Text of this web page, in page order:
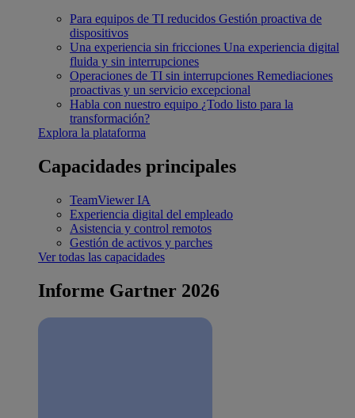
Para equipos de TI reducidos Gestión proactiva de
dispositivos
Una experiencia sin fricciones Una experiencia digital
fluida y sin interrupciones
Operaciones de TI sin interrupciones Remediaciones
proactivas y un servicio excepcional
Habla con nuestro equipo ¿Todo listo para la
transformación?
Explora la plataforma
Capacidades principales
TeamViewer IA
Experiencia digital del empleado
Asistencia y control remotos
Gestión de activos y parches
Ver todas las capacidades
Informe Gartner 2026